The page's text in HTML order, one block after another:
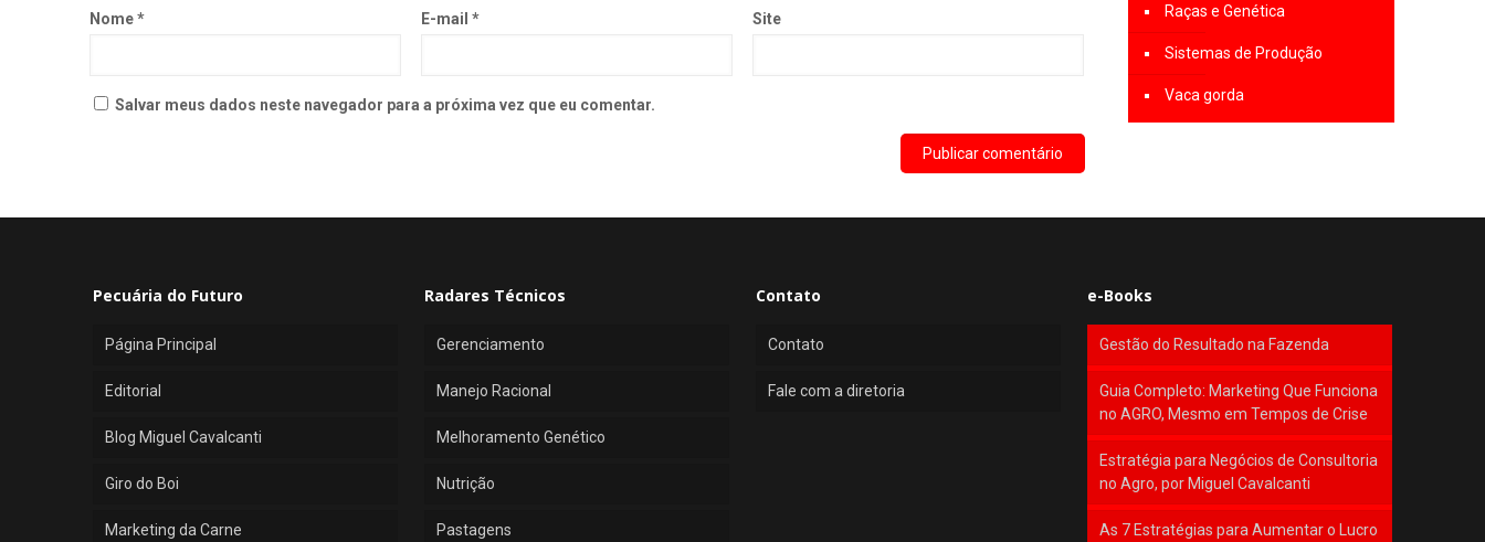
Nome* E-mail* Site
Salvar meus dados neste navegador para a próxima vez que eu comentar.
Raças e Genética
Sistemas de Produção
Vaca gorda
Pecuária do Futuro
Página Principal
Editorial
Blog Miguel Cavalcanti
Giro do Boi
Marketing da Carne
Radares Técnicos
Gerenciamento
Manejo Racional
Melhoramento Genético
Nutrição
Pastagens
Contato
Contato
Fale com a diretoria
e-Books
Gestão do Resultado na Fazenda
Guia Completo: Marketing Que Funciona
no AGRO, Mesmo em Tempos de Crise
Estratégia para Negócios de Consultoria
no Agro, por Miguel Cavalcanti
As 7 Estratégias para Aumentar o Lucro